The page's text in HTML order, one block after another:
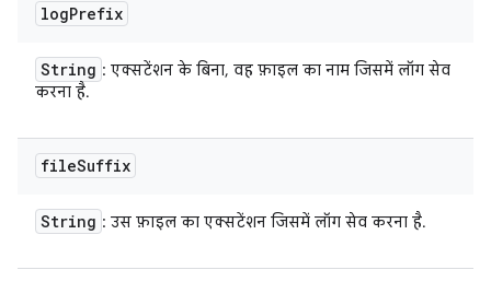
logPrefix
String : एक्सटेंशन के बिना, वह फ़ाइल का नाम जिसमें लॉग सेव
करना है.
fileSuffix
String : उस फ़ाइल का एक्सटेंशन जिसमें लॉग सेव करना है.